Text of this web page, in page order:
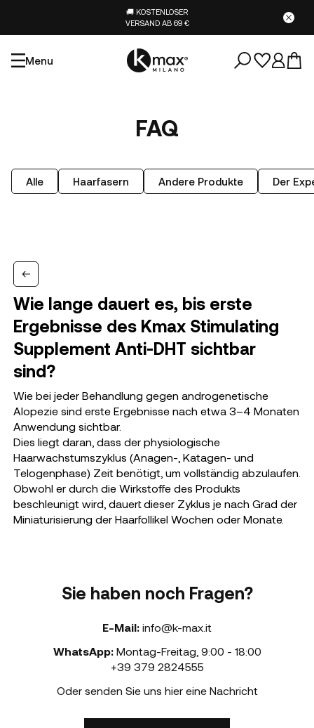
🚚 KOSTENLOSER
VERSAND AB 69 €
Menu
FAQ
Alle Haarfasern Andere Produkte Der
Wie lange dauert es, bis erste
Ergebnisse des Kmax Stimulating
Supplement Anti-DHT sichtbar
sind?
Wie bei jeder Behandlung gegen androgenetische
Alopezie sind erste Ergebnisse nach etwa 3–4 Monaten
Anwendung sichtbar.
Dies liegt daran, dass der physiologische
Haarwachstumszyklus (Anagen-, Katagen- und
Telogenphase) Zeit benötigt, um vollständig abzulaufen.
Obwohl er durch die Wirkstoffe des Produkts
beschleunigt wird, dauert dieser Zyklus je nach Grad der
Miniaturisierung der Haarfollikel Wochen oder Monate.
Sie haben noch Fragen?
E-Mail: info@k-max.it
WhatsApp: Montag-Freitag 9:00 - 18:00
+39 379 2824555
Oder senden Sie uns hier eine Nachricht